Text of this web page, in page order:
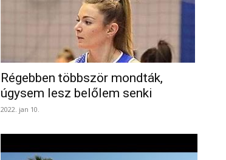
Régebben többször mondták,
úgysem lesz belőlem senki
2022. jan 10.